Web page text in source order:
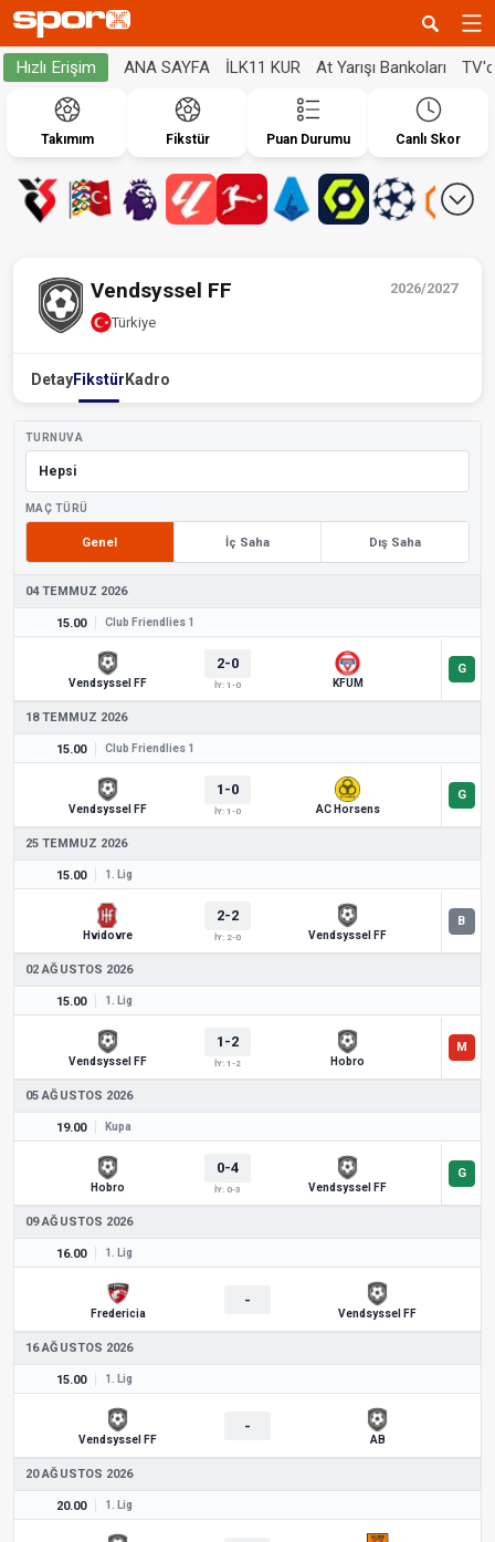
Hızlı Erişim ANA SAYFA İLK11 KUR At Yarışı Bankoları
Takımım Fikstür Puan Durumu Canlı Skor
2026/2027
Vendsyssel FF
Türkiye
DetayFikstür Kadro
TURNUVA
MAÇ TÜRÜ
Genel İç Saha Dış Saha
04 TEMMUZ 2026
15.00 Club Friendlies 1
Vendsyssel FF
2-0
İY: 1-0 KFUM
18 TEMMUZ 2026
15.00 Club Friendlies 1
Vendsyssel FF
1-0
İY: 1-0 AC Horsens
25 TEMMUZ 2026
15.00 1. Lig
Hvidovre
2-2
İY: 2-0 Vendsyssel FF
02 AĞUSTOS 2026
15.00 1. Lig
Vendsyssel FF
1-2
İY: 1-2 Hobro
05 AĞUSTOS 2026
19.00 Kupa
Hobro
0-4
İY: 0-3 Vendsyssel FF
09 AĞUSTOS 2026
16.00 1. Lig
Fredericia
-
Vendsyssel FF
16 AĞUSTOS 2026
15.00 1. Lig
Vendsyssel FF
-
AB
20 AĞUSTOS 2026
20.00 1. Lig